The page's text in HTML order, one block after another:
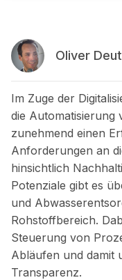
Oliver
Im Zuge der
die Automatisierung
zunehmend einen
Anforderungen an
hinsichtlich
Potenziale gibt es
und
Rohstoffbereich.
Steuerung von
Abläufen und damit
Transparenz.